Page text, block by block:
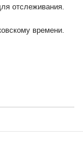
отслеживания.
времени.